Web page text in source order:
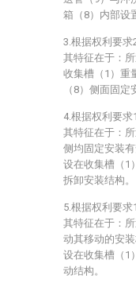
箱（8）内部设
3.根据权利要求
其特征在于：
收集槽（1）重
（8）侧面固
4.根据权利要
其特征在于：
侧均固定安装
设在收集槽（1
拆卸安装结构。
5.根据权利要
其特征在于：
动其移动的安
设在收集槽（1
动结构。